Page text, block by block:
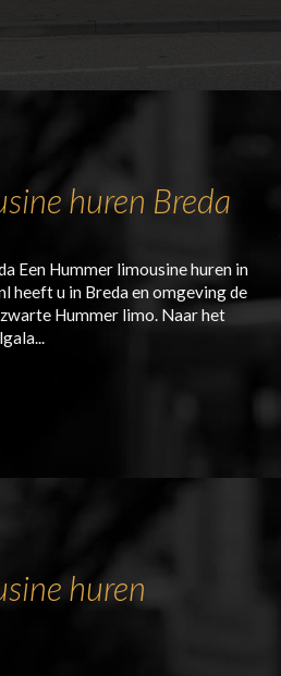
huren Breda
Een Hummer limousine huren in
heeft u in Breda en omgeving de
Hummer limo. Naar het
huren